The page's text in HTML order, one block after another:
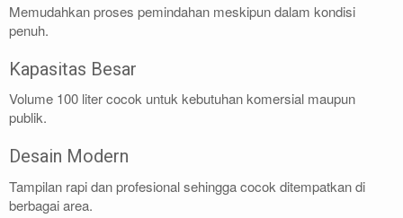
Memudahkan proses pemindahan meskipun dalam kondisi
penuh.
Kapasitas Besar
Volume 100 liter cocok untuk kebutuhan komersial maupun
publik.
Desain Modern
Tampilan rapi dan profesional sehingga cocok ditempatkan di
berbagai area.